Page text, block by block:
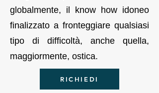
globalmente, il know how idoneo
finalizzato a fronteggiare qualsiasi
tipo di difficoltà, anche quella,
maggiormente, ostica.
RICHIEDI